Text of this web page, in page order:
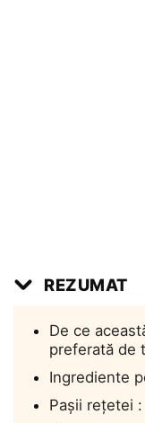
REZUMAT
De ce
preferată de
Ingrediente
Pașii rețetei :